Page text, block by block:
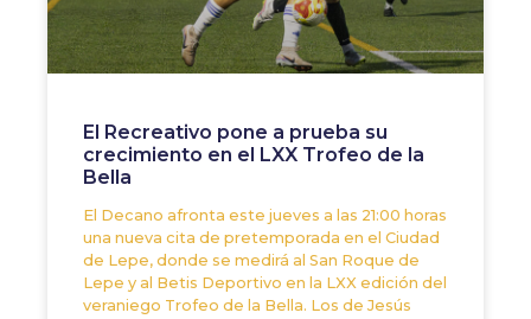
El Recreativo pone a prueba su
crecimiento en el LXX Trofeo de la
Bella
El Decano afronta este jueves a las 21:00 horas
una nueva cita de pretemporada en el Ciudad
de Lepe, donde se medirá al San Roque de
Lepe y al Betis Deportivo en la LXX edición del
veraniego Trofeo de la Bella. Los de Jesús